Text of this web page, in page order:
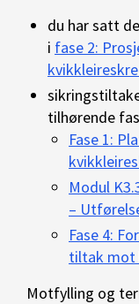
du har satt
i fase 2:
tilhørende
Fase 1:
Modul
–
Fase 4:
tiltak mot
Motfylling og